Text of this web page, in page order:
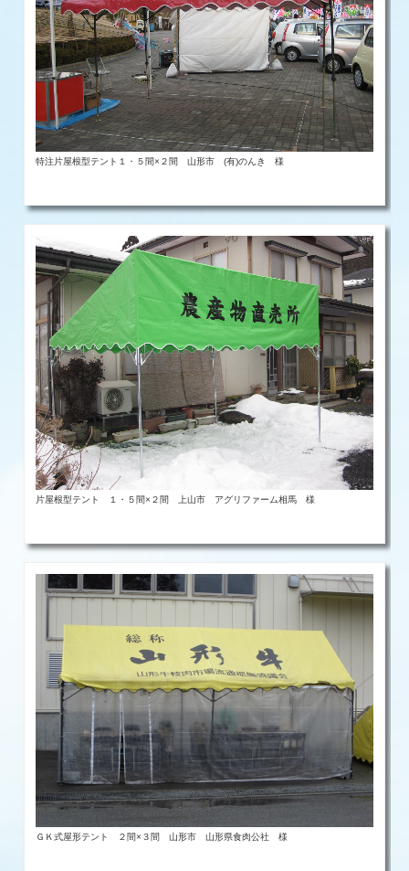
特注片屋根型テント１・５間×２間 山形市 (有)のんき 様
片屋根型テント １・５間×２間 上山市 アグリファーム相馬 様
ＧＫ式屋形テント ２間×３間 山形市 山形県食肉公社 様